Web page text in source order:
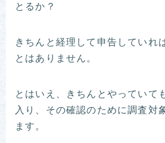
とるか？
きちんと経理して申告していれ
とはありません。
とはいえ、きちんとやっていて
入り、その確認のために調査対
ます。